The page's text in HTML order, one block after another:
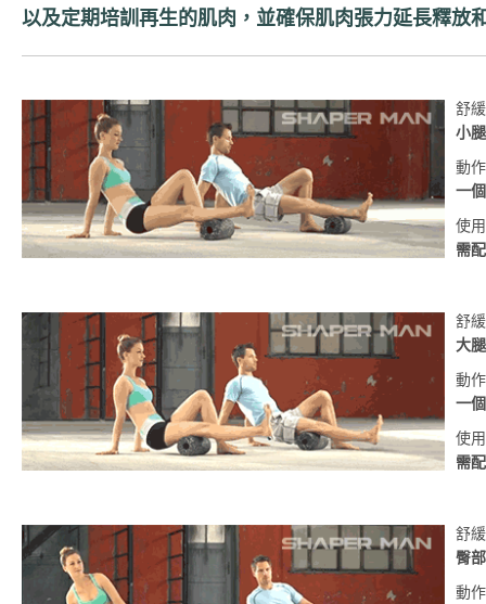
以及定期培訓再生的肌肉，並確保肌肉張力延長釋放
舒
小
動
一
使
需
舒
大
動
一
使
需
舒
臀部
動